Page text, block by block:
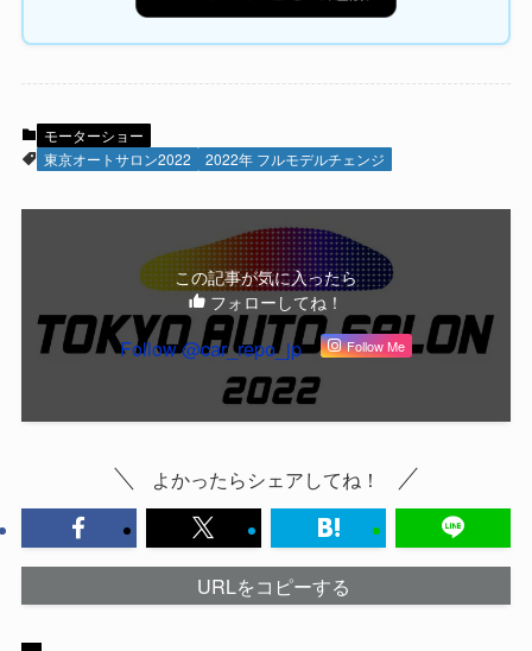
モーターショー
東京オートサロン2022
2022年 フルモデルチェンジ
この記事が気に入ったら
フォローしてね！
Follow @car_repo_jp Follow Me
よかったらシェアしてね！
URLをコピーする